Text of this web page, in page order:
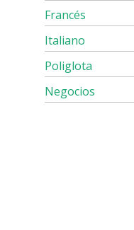
Francés
Italiano
Poliglota
Negocios